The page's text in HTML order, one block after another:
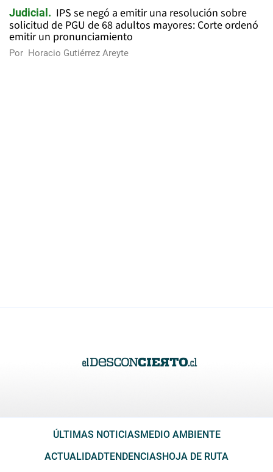
Judicial
IPS se negó a emitir una resolución sobre
solicitud de PGU de 68 adultos mayores: Corte ordenó
emitir un pronunciamiento
Por Horacio Gutiérrez Areyte
ÚLTIMAS NOTICIAS MEDIO AMBIENTE
ACTUALIDADTENDENCIAS HOJA DE RUTA